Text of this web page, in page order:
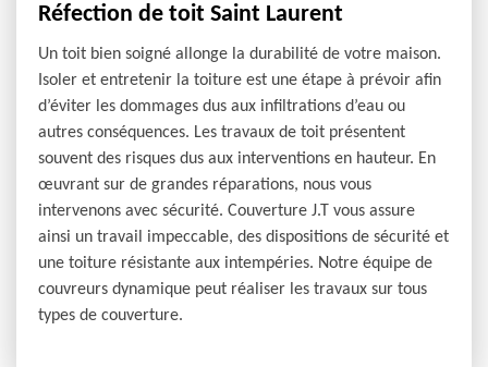
Réfection de toit Saint Laurent
Un toit bien soigné allonge la durabilité de votre maison.
Isoler et entretenir la toiture est une étape à prévoir afin
d’éviter les dommages dus aux infiltrations d’eau ou
autres conséquences. Les travaux de toit présentent
souvent des risques dus aux interventions en hauteur. En
œuvrant sur de grandes réparations, nous vous
intervenons avec sécurité. Couverture J.T vous assure
ainsi un travail impeccable, des dispositions de sécurité et
une toiture résistante aux intempéries. Notre équipe de
couvreurs dynamique peut réaliser les travaux sur tous
types de couverture.